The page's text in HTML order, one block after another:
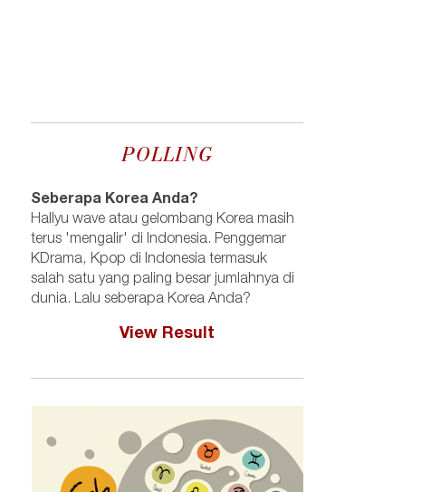
POLLING
Seberapa Korea Anda?
Hallyu wave atau gelombang Korea masih
terus 'mengalir' di Indonesia. Penggemar
KDrama, Kpop di Indonesia termasuk
salah satu yang paling besar jumlahnya di
dunia. Lalu seberapa Korea Anda?
View Result